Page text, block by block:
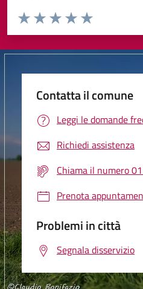
Valuta da 1 a 5 stelle la pagina
Valuta 5 stelle
Valuta 4 stelle su 5
Valuta 3 stelle su 5
Valuta 2 stelle su 5
Valuta 1 stelle su 5
Contatta il comune
Leggi le domande
Richiedi assistenza
Chiama il numero
Prenota
Problemi in città
Segnala disservizio